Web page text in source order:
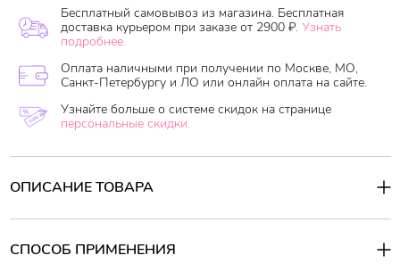
Бесплатный самовывоз из магазина. Бесплатная
доставка курьером при заказе от 2900 ₽. Узнать
подробнее.
Оплата наличными при получении по Москве, МО,
Санкт-Петербургу и ЛО или онлайн оплата на сайте.
Узнайте больше о системе скидок на странице
персональные скидки.
ОПИСАНИЕ ТОВАРА
Eclore StudioProtein Injection Shampoo- увлажняющий
Несмотря на отсутствие сульфатов, прекрасно пенится.
СПОСОБ ПРИМЕНЕНИЯ